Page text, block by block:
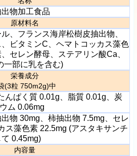
物加工食品
原材料名
、フランス海岸松樹皮抽出物、
ビタミンC、ヘマトコッカス藻色
セレン酵母、ステアリン酸Ca、
一部に乳を含む)
栄養成分
(3粒 750m2g)中
んぱく質 0.01g、脂質 0.01g、炭
ム 0.06mg
物 30mg、柿抽出物 7.5mg、セレ
ス藻色素 22.5mg (アスタキサンチ
0.45mg)
内容量